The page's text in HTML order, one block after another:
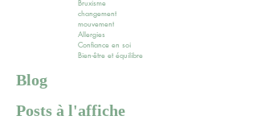
Bruxisme
changement
mouvement
Allergies
Confiance en soi
Bien-être et équilibre
Blog
Posts à l'affiche